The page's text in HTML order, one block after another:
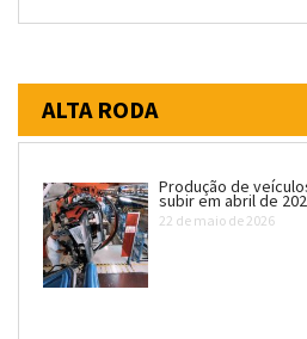
ALTA RODA
Produção de
subir em abril de
22 de maio de 2026